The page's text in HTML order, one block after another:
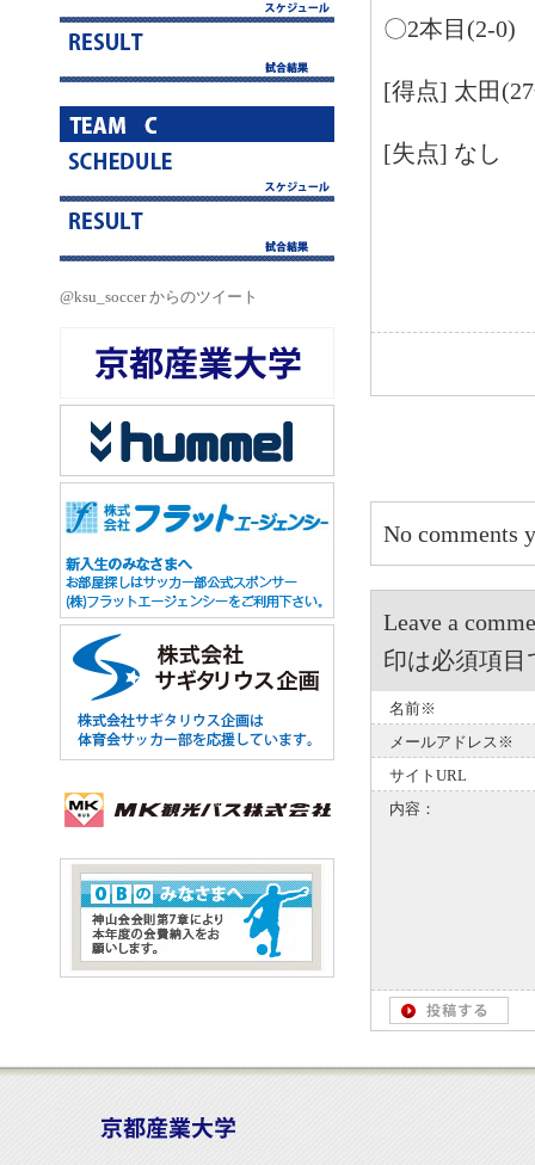
@ksu_soccer からのツイート
〇2本目(2-0)
[得点] 太田
[失点] なし
No comments
Leave a
印は必須項目
名前※
メールアドレス※
サイトURL
内容：